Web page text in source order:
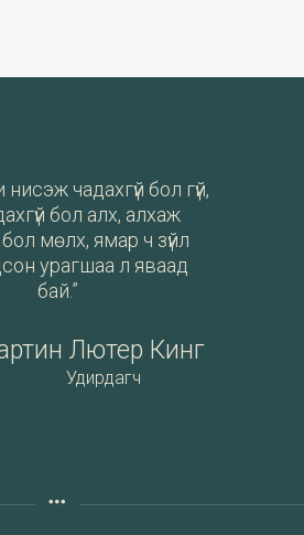
чадахгүй бол гүй,
бол алх, алхаж
бол мөлх, ямар ч зүйл
урагшаа л яваад
бай.”
Лютер Кинг
Удирдагч